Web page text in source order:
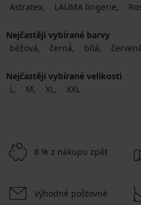
Astratex
LAUMA lingerie
Nejčastěji vybírané barvy
béžová
černá bílá
Nejčastěji vybírané velikosti
L
M XL XXL
8 % z nákupu zpět
Výhodné poštovné